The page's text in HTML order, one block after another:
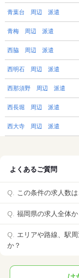
青葉台 周辺 派遣
青梅 周辺 派遣
西脇 周辺 派遣
西明石 周辺 派遣
西那須野 周辺 派遣
西長堀 周辺 派遣
西大寺 周辺 派遣
よくあるご質問
この条件の求人数
福岡県の求人全体
エリアや路線、駅
か？